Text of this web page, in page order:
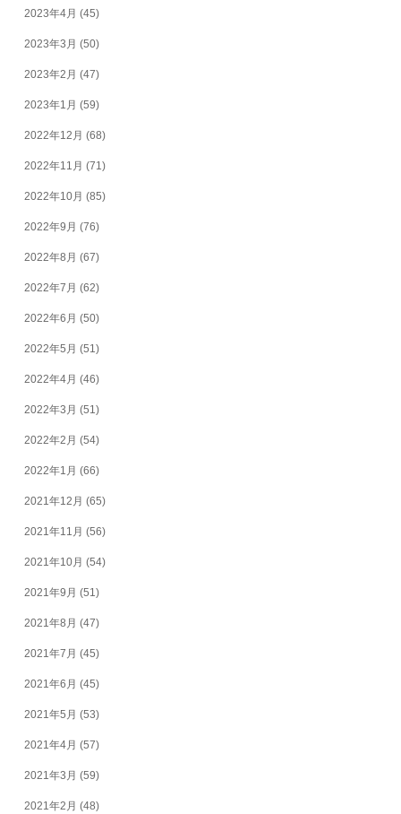
2023年4月 (45)
2023年3月 (50)
2023年2月 (47)
2023年1月 (59)
2022年12月 (68)
2022年11月 (71)
2022年10月 (85)
2022年9月 (76)
2022年8月 (67)
2022年7月 (62)
2022年6月 (50)
2022年5月 (51)
2022年4月 (46)
2022年3月 (51)
2022年2月 (54)
2022年1月 (66)
2021年12月 (65)
2021年11月 (56)
2021年10月 (54)
2021年9月 (51)
2021年8月 (47)
2021年7月 (45)
2021年6月 (45)
2021年5月 (53)
2021年4月 (57)
2021年3月 (59)
2021年2月 (48)